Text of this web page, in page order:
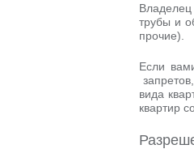
трубы и
прочие).
Если
вида
квартир